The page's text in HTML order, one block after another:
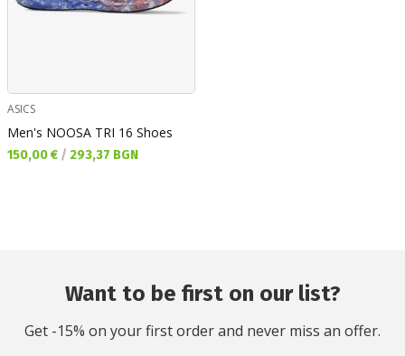
ASICS
Men's NOOSA TRI 16 Shoes
Текуща цена:
150,00 € / 293,37 BGN
Want to be first on our list?
Get -15% on your first order and never miss an offer.